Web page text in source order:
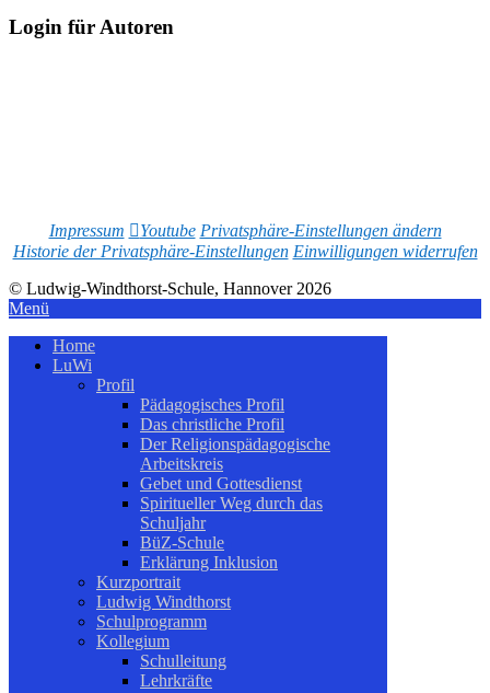
Login für Autoren
Impressum Youtube Privatsphäre-Einstellungen ändern
Historie der Privatsphäre-Einstellungen Einwilligungen widerrufen
© Ludwig-Windthorst-Schule, Hannover 2026
Menü
Home
LuWi
Profil
Pädagogisches Profil
Das christliche Profil
Der Religionspädagogische
Arbeitskreis
Gebet und Gottesdienst
Spiritueller Weg durch das
Schuljahr
BüZ-Schule
Erklärung Inklusion
Kurzportrait
Ludwig Windthorst
Schulprogramm
Kollegium
Schulleitung
Lehrkräfte